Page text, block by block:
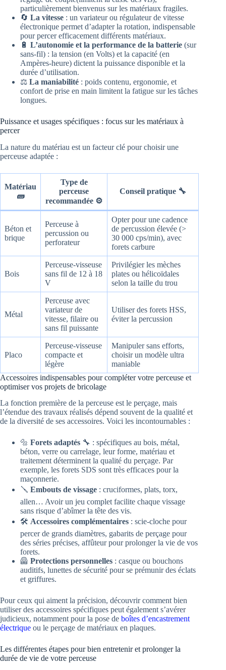
particulièrement bienvenus sur les matériaux fragiles.
🔄 La vitesse : un variateur ou régulateur de vitesse
électronique permet d’adapter la rotation, indispensable
pour percer efficacement différents matériaux.
🔋 L’autonomie et la performance de la batterie (sur
sans-fil) : la tension (en Volts) et la capacité (en
Ampères-heure) dictent la puissance disponible et la
durée d’utilisation.
⚖️ La maniabilité : poids contenu, ergonomie, et
confort de prise en main limitent la fatigue sur les tâches
longues.
Puissance et usages spécifiques : focus sur les matériaux à
percer
La nature du matériau est un facteur clé pour choisir une
perceuse adaptée :
Matériau
🧱
Type de
perceuse
recommandée ⚙️
Conseil pratique 🔧
Béton et
brique
Perceuse à
percussion ou
perforateur
Opter pour une cadence
de percussion élevée (>
30 000 cps/min), avec
forets carbure
Bois
Perceuse-visseuse
sans fil de 12 à 18
V
Privilégier les mèches
plates ou hélicoïdales
selon la taille du trou
Métal
Perceuse avec
variateur de
vitesse, filaire ou
sans fil puissante
Utiliser des forets HSS,
éviter la percussion
Placo
Perceuse-visseuse
compacte et
légère
Manipuler sans efforts,
choisir un modèle ultra
maniable
Accessoires indispensables pour compléter votre perceuse et
optimiser vos projets de bricolage
La fonction première de la perceuse est le perçage, mais
l’étendue des travaux réalisés dépend souvent de la qualité et
de la diversité de ses accessoires. Voici les incontournables :
🔩 Forets adaptés 🔧 : spécifiques au bois, métal,
béton, verre ou carrelage, leur forme, matériau et
traitement déterminent la qualité du perçage. Par
exemple, les forets SDS sont très efficaces pour la
maçonnerie.
🪛 Embouts de vissage : cruciformes, plats, torx,
allen… Avoir un jeu complet facilite chaque vissage
sans risque d’abîmer la tête des vis.
🛠️ Accessoires complémentaires : scie-cloche pour
percer de grands diamètres, gabarits de perçage pour
des séries précises, affûteur pour prolonger la vie de vos
forets.
🦺 Protections personnelles : casque ou bouchons
auditifs, lunettes de sécurité pour se prémunir des éclats
et griffures.
Pour ceux qui aiment la précision, découvrir comment bien
utiliser des accessoires spécifiques peut également s’avérer
judicieux, notamment pour la pose de boîtes d’encastrement
électrique ou le perçage de matériaux en plaques.
Les différentes étapes pour bien entretenir et prolonger la
durée de vie de votre perceuse